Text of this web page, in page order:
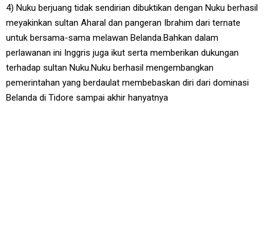
4) Nuku berjuang tidak sendirian dibuktikan dengan Nuku berhasil
meyakinkan sultan Aharal dan pangeran Ibrahim dari ternate
untuk bersama-sama melawan Belanda.Bahkan dalam
perlawanan ini Inggris juga ikut serta memberikan dukungan
terhadap sultan Nuku.Nuku berhasil mengembangkan
pemerintahan yang berdaulat membebaskan diri dari dominasi
Belanda di Tidore sampai akhir hanyatnya